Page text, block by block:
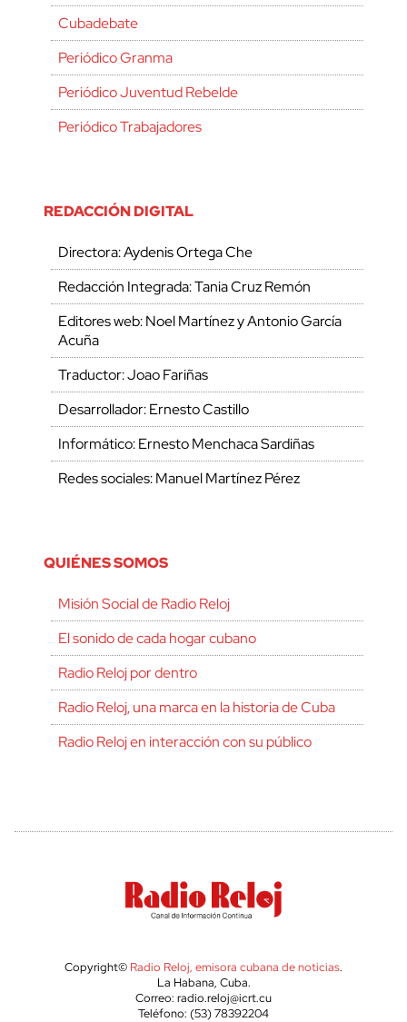
Cubadebate
Periódico Granma
Periódico Juventud Rebelde
Periódico Trabajadores
REDACCIÓN DIGITAL
Directora: Aydenis Ortega Che
Redacción Integrada: Tania Cruz Remón
Editores web: Noel Martínez y Antonio García
Acuña
Traductor: Joao Fariñas
Desarrollador: Ernesto Castillo
Informático: Ernesto Menchaca Sardiñas
Redes sociales: Manuel Martínez Pérez
QUIÉNES SOMOS
Misión Social de Radio Reloj
El sonido de cada hogar cubano
Radio Reloj por dentro
Radio Reloj, una marca en la historia de Cuba
Radio Reloj en interacción con su público
Copyright© Radio Reloj, emisora cubana de noticias.
La Habana, Cuba.
Correo: radio.reloj@icrt.cu
Teléfono: (53) 78392204